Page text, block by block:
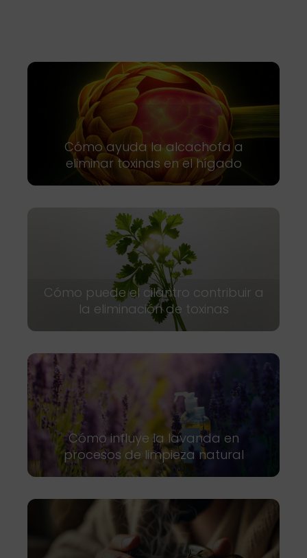
Cómo ayuda la alcachofa a
eliminar toxinas en el hígado
Cómo puede el cilantro contribuir a
la eliminación de toxinas
Cómo influye la lavanda en
procesos de limpieza natural